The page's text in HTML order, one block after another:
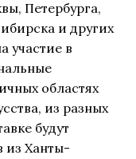
Петербурга,
и других
участие в
областях
из разных
будут
из Ханты-